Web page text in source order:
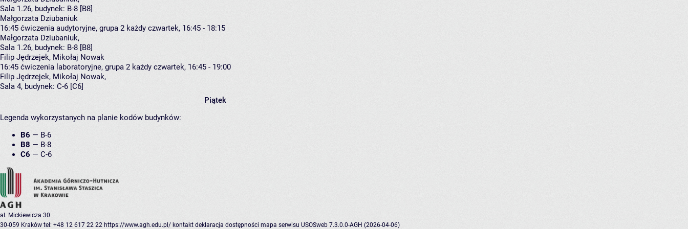
Sala 1.26, budynek: B-8 [B8]
Małgorzata Dziubaniuk
16:45 ćwiczenia audytoryjne, grupa 2 każdy czwartek, 16:45 - 18:15
Małgorzata Dziubaniuk,
Sala 1.26, budynek: B-8 [B8]
Filip Jędrzejek, Mikołaj Nowak
16:45 ćwiczenia laboratoryjne, grupa 2 każdy czwartek, 16:45 - 19:00
Filip Jędrzejek, Mikołaj Nowak,
Sala 4, budynek: C-6 [C6]
Piątek
Legenda wykorzystanych na planie kodów budynków:
B6 — B-6
B8 — B-8
C6 — C-6
al. Mickiewicza 30
30-059 Kraków tel: +48 12 617 22 22 https://www.agh.edu.pl/ kontakt deklaracja dostępności mapa serwisu USOSweb 7.3.0.0-AGH (2026-04-06)